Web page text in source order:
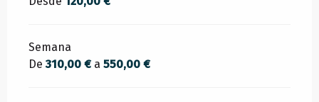
Semana
De310,00 €a 550,00 €